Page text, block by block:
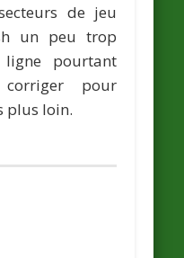
de jeu
un peu trop
pourtant
pour
plus loin.